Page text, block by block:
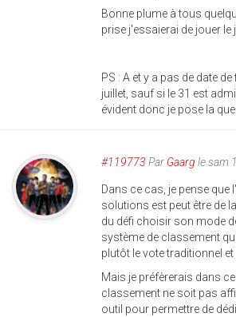
Bonne plume à tous
prise j'essaierai de jouer le
PS : A et y a pas de date
juillet, sauf si le 31 est
évident donc je pose la
#119773 Par Gaarg le sam
Dans ce cas, je pense que
solutions est peut être de
du défi choisir son mode
système de classement
plutôt le vote traditionnel et
Mais je préfèrerais dans
classement ne soit pas
outil pour permettre de